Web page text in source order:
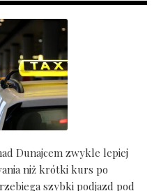
Dunajcem zwykle lepiej
niż krótki kurs po
szybki podjazd pod